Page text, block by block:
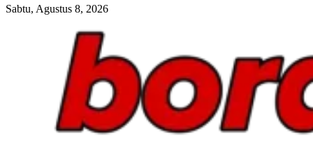
Sabtu, Agustus 8, 2026